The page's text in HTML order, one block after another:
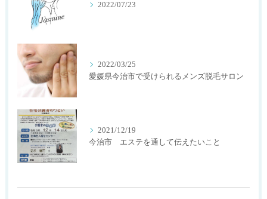
2022/07/23
2022/03/25
愛媛県今治市で受けられるメンズ脱毛サロン
2021/12/19
今治市 エステを通して伝えたいこと